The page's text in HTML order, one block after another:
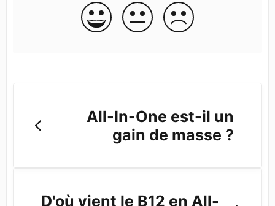
All-In-One est-il un
gain de masse ?
D'où vient le B12 en All-